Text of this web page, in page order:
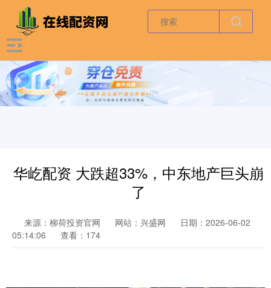
华屹配资 大跌超33%，中东地产巨头崩
了
来源：柳荷投资官网 网站：兴盛网
日期：2026-06-02
05:14:06
查看：174